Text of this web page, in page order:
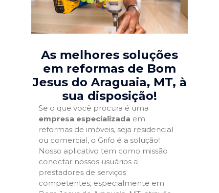
As melhores soluções
em reformas de Bom
Jesus do Araguaia, MT, à
sua disposição!
Se o que você procura é uma
empresa especializada em
reformas de imóveis, seja residencial
ou comercial, o Grifo é a solução!
Nosso aplicativo tem como missão
conectar nossos usuários a
prestadores de serviços
competentes, especialmente em